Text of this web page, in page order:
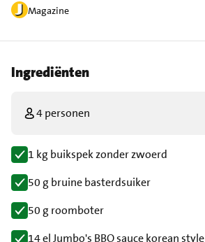
Magazine
Ingrediënten
4 personen
1 kg buikspek zonder zwoerd
50 g bruine basterdsuiker
50 g roomboter
14 el Jumbo's BBQ sauce korean style